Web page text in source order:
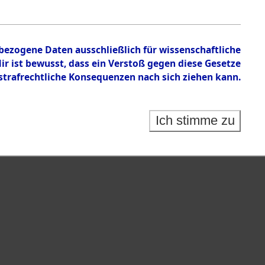
Daten ausschließlich für wissenschaftliche
bewusst, dass ein Verstoß gegen diese Gesetze
Konsequenzen nach sich ziehen kann.
Ich stimme zu